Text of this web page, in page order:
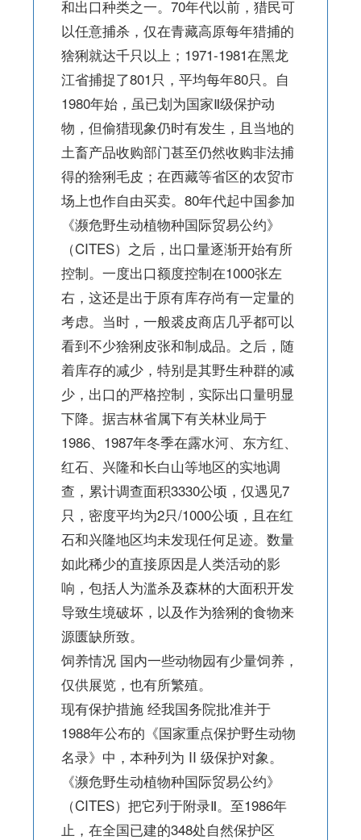
和出口种类之一。70年代以前，猎民可
以任意捕杀，仅在青藏高原每年猎捕的
猞猁就达千只以上；1971-1981在黑龙
江省捕捉了801只，平均每年80只。自
1980年始，虽已划为国家Ⅱ级保护动
物，但偷猎现象仍时有发生，且当地的
土畜产品收购部门甚至仍然收购非法捕
得的猞猁毛皮；在西藏等省区的农贸市
场上也作自由买卖。80年代起中国参加
《濒危野生动植物种国际贸易公约》
（CITES）之后，出口量逐渐开始有所
控制。一度出口额度控制在1000张左
右，这还是出于原有库存尚有一定量的
考虑。当时，一般裘皮商店几乎都可以
看到不少猞猁皮张和制成品。之后，随
着库存的减少，特别是其野生种群的减
少，出口的严格控制，实际出口量明显
下降。据吉林省属下有关林业局于
1986、1987年冬季在露水河、东方红、
红石、兴隆和长白山等地区的实地调
查，累计调查面积3330公顷，仅遇见7
只，密度平均为2只/1000公顷，且在红
石和兴隆地区均未发现任何足迹。数量
如此稀少的直接原因是人类活动的影
响，包括人为滥杀及森林的大面积开发
导致生境破坏，以及作为猞猁的食物来
源匮缺所致。
饲养情况 国内一些动物园有少量饲养，
仅供展览，也有所繁殖。
现有保护措施 经我国务院批准并于
1988年公布的《国家重点保护野生动物
名录》中，本种列为 II 级保护对象。
《濒危野生动植物种国际贸易公约》
（CITES）把它列于附录Ⅱ。至1986年
止，在全国已建的348处自然保护区